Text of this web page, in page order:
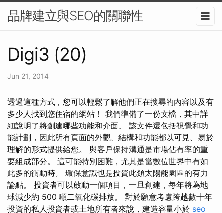
品牌建立與SEO的關聯性
Digi3 (20)
Jun 21, 2014
透過這種方式，您可以輕鬆了解他們正在搜尋的內容以及有
多少人找到您住宿的網站！ 我們準備了一份文檔，其中詳
細說明了將創建哪些功能和介面。 該文件還包括視覺和功
能計劃，因此所有頁面的外觀、結構和功能都以可見、易於
理解的形式提供給您。 與客戶保持溝通是市場佔有率的重
要組成部分。 這可能特別困難，尤其是當數位世界中有如
此多的衝動時。 環保意識也是投資此類太陽能園區的有力
論點。 投資者可以啟動一個項目，一旦創建，每年將為地
球減少約 500 噸二氧化碳排放。 對於願意考慮跨越數十年
投資的私人投資者或土地所有者來說，建造容量小於 seo